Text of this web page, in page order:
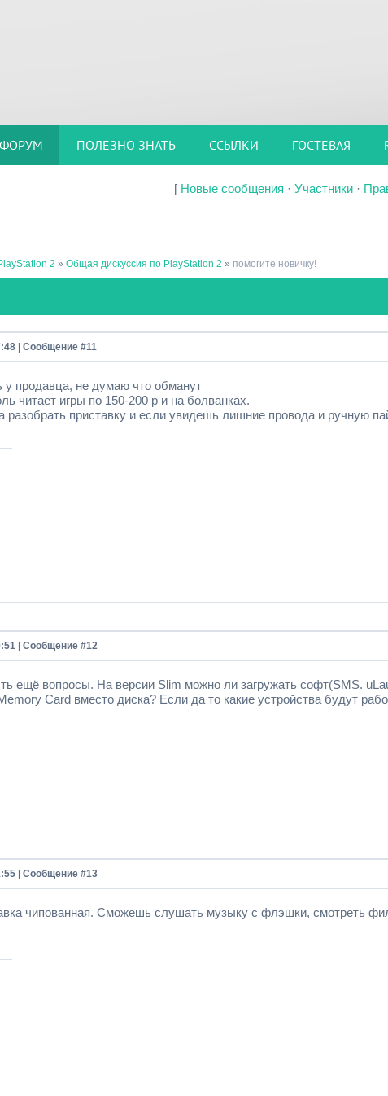
ФОРУМ ПОЛЕЗНО ЗНАТЬ ССЫЛКИ ГОСТЕВАЯ
[ Новые сообщения · Участники ·
2 » Общая дискуссия по PlayStation 2 » помогите новичку!
| Сообщение #11
продавца, не думаю что обманут
читает игры по 150-200 р и на болванках.
разобрать приставку и если увидешь лишние провода и ручную
| Сообщение #12
ещё вопросы. На версии Slim можно ли загружать софт(SMS.
Сard вместо диска? Если да то какие устройства будут
| Сообщение #13
чипованная. Сможешь слушать музыку с флэшки, смотреть